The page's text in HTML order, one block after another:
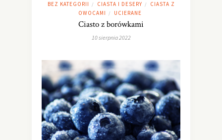
BEZ KATEGORII / CIASTA I DESERY /
CIASTA Z
OWOCAMI
/ UCIERANE
Ciasto z borówkami
10 sierpnia 2022